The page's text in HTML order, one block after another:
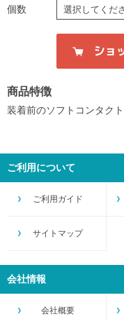
個数
商品特徴
装着前のソフトコンタク
ご利用について
ご利用ガイド
サイトマップ
会社情報
会社概要